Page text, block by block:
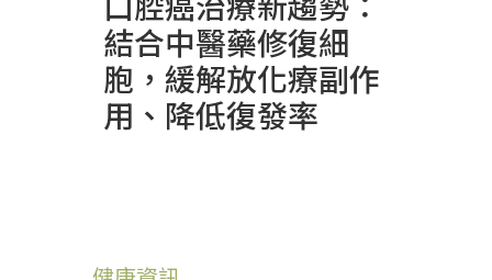
結合中醫藥修復細
胞，緩解放化療副作
用、降低復發率